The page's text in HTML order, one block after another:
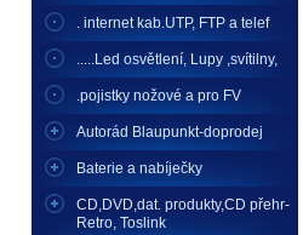
. internet kab.UTP, FTP a telef
.....Led osvětlení, Lupy ,svítilny,
.pojistky nožové a pro FV
Autorád Blaupunkt-doprodej
Baterie a nabíječky
CD,DVD,dat. produkty,CD přehr-
Retro, Toslink